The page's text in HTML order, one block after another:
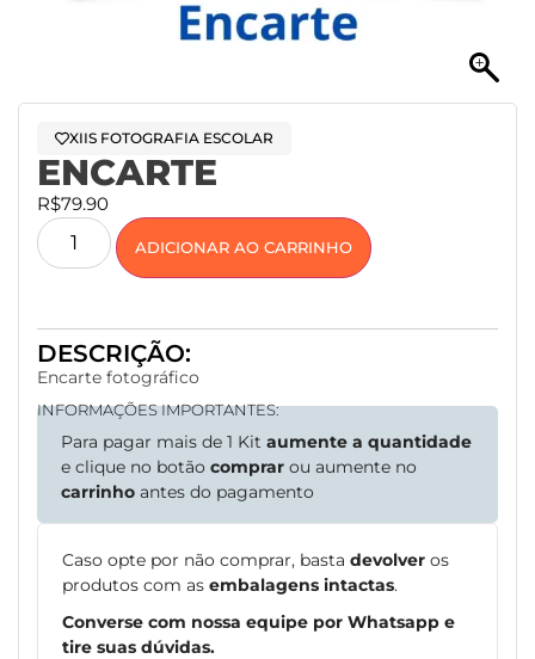
XIIS FOTOGRAFIA ESCOLAR
ENCARTE
R$79.90
ADICIONAR AO CARRINHO
DESCRIÇÃO:
Encarte fotográfico
INFORMAÇÕES IMPORTANTES:
Para pagar mais de 1 Kit aumente a quantidade
e clique no botão comprar ou aumente no
carrinho antes do pagamento
Caso opte por não comprar, basta devolver os
produtos com as embalagens intactas.
Converse com nossa equipe por Whatsapp e
tire suas dúvidas.